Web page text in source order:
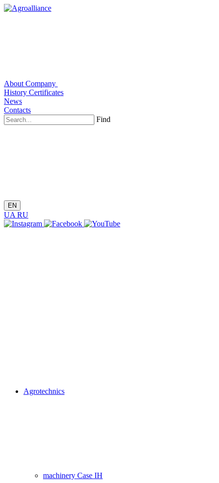
About Company
History Certificates
News
Contacts
Find
EN
UA RU
Agrotechnics
machinery Case IH